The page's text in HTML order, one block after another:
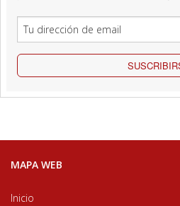
MAPA WEB
Inicio